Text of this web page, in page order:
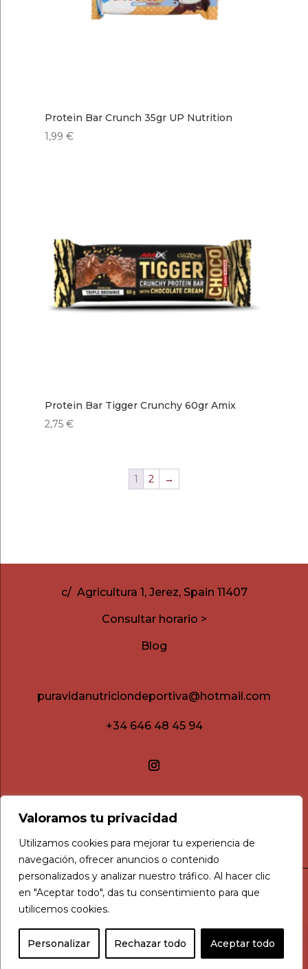
Valoramos tu privacidad
Utilizamos cookies para mejorar tu experiencia de
navegación, ofrecer anuncios o contenido
personalizados y analizar nuestro tráfico. Al hacer clic
en "Aceptar todo", das tu consentimiento para que
utilicemos cookies.
Personalizar Rechazar todo Aceptar todo
Protein Bar Crunch 35gr UP Nutrition
1,99 €
Protein Bar Tigger Crunchy 60gr Amix
2,75 €
1 2 →
c/ Agricultura 1, Jerez, Spain 11407
Consultar horario >
Blog
puravidanutriciondeportiva@hotmail.com
+34 646 48 45 94
Aviso legal
Política de privacidad
Política de cookies
Condiciones de compra